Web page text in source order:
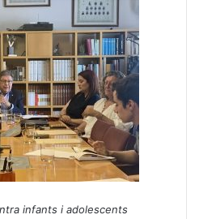
infants i adolescents